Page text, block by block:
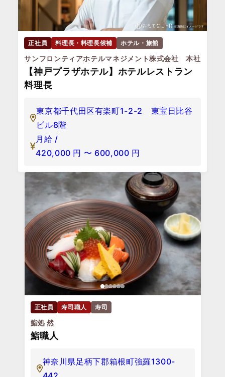
正社員 料理長・料理長候補 ホテル・旅館
サンフロンティアホテルマネジメント株式会社 本社
【神戸プラザホテル】ホテルレストラン
料理長
東京都千代田区有楽町1-2-2 東宝日比谷
ビル8階
月給 /
420,000 円 〜 600,000 円
正社員 寿司職人 寿司
鮨処 然
鮨職人
神奈川県足柄下郡箱根町強羅1300-